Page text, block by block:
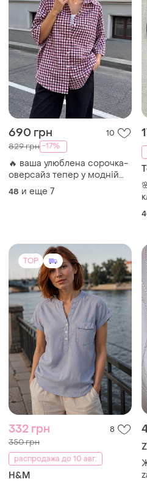
690 грн 10
829 грн -17%
🔥 ваша улюблена сорочка-
оверсайз тепер у модній
клітинці. ✔ котон із
люрексовою ниткою
48 и еще 7
TOP
332 грн 8
350 грн
распродажа до 10 авг.
H&M